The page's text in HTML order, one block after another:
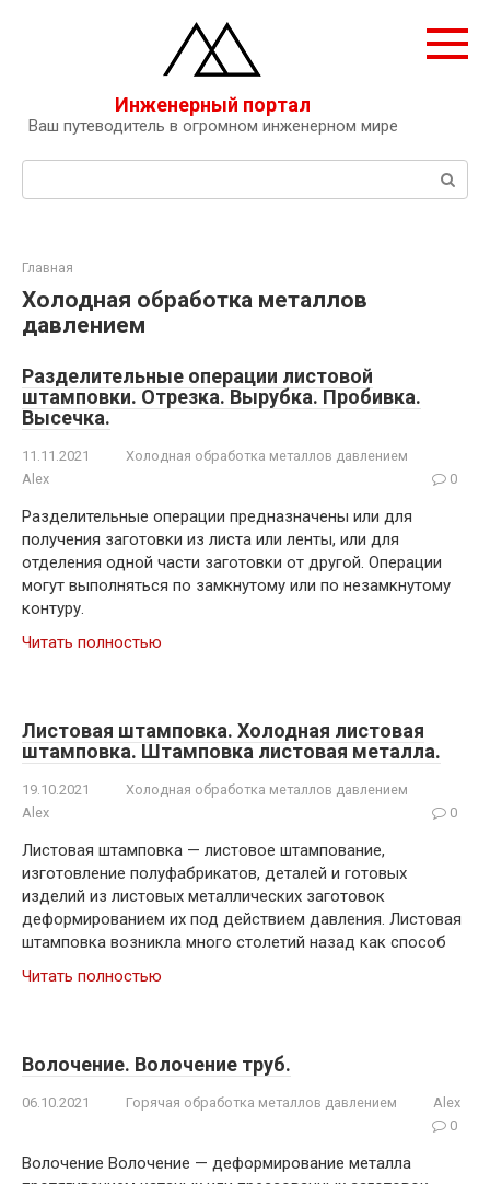
Инженерный портал
Ваш путеводитель в огромном инженерном мире
Поиск:
Главная
Холодная обработка металлов
давлением
Разделительные операции листовой
штамповки. Отрезка. Вырубка. Пробивка.
Высечка.
11.11.2021
Холодная обработка металлов давлением
Alex
0
Разделительные операции предназначены или для
получения заготовки из листа или ленты, или для
отделения одной части заготовки от другой. Операции
могут выполняться по замкнутому или по незамкнутому
контуру.
Читать полностью
Листовая штамповка. Холодная листовая
штамповка. Штамповка листовая металла.
19.10.2021
Холодная обработка металлов давлением
Alex
0
Листовая штамповка — листовое штампование,
изготовление полуфабрикатов, деталей и готовых
изделий из листовых металлических заготовок
деформированием их под действием давления. Листовая
штамповка возникла много столетий назад как способ
Читать полностью
Волочение. Волочение труб.
06.10.2021 Горячая обработка металлов давлением
Alex
0
Волочение Волочение — деформирование металла